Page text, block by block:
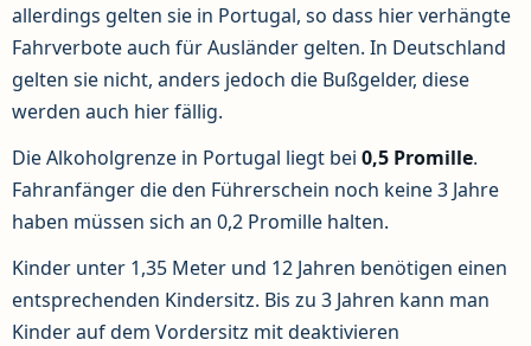
allerdings gelten sie in Portugal, so dass hier verhängte
Fahrverbote auch für Ausländer gelten. In Deutschland
gelten sie nicht, anders jedoch die Bußgelder, diese
werden auch hier fällig.
Die Alkoholgrenze in Portugal liegt bei 0,5 Promille.
Fahranfänger die den Führerschein noch keine 3 Jahre
haben müssen sich an 0,2 Promille halten.
Kinder unter 1,35 Meter und 12 Jahren benötigen einen
entsprechenden Kindersitz. Bis zu 3 Jahren kann man
Kinder auf dem Vordersitz mit deaktivieren